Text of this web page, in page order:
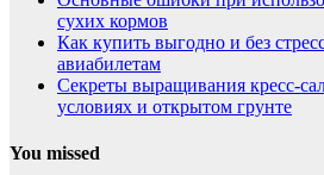
сухих кормов
Как купить выгодно и без
авиабилетам
Секреты выращивания кресс-
условиях и открытом грунте
You missed